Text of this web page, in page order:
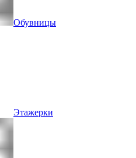
Обувницы
Этажерки